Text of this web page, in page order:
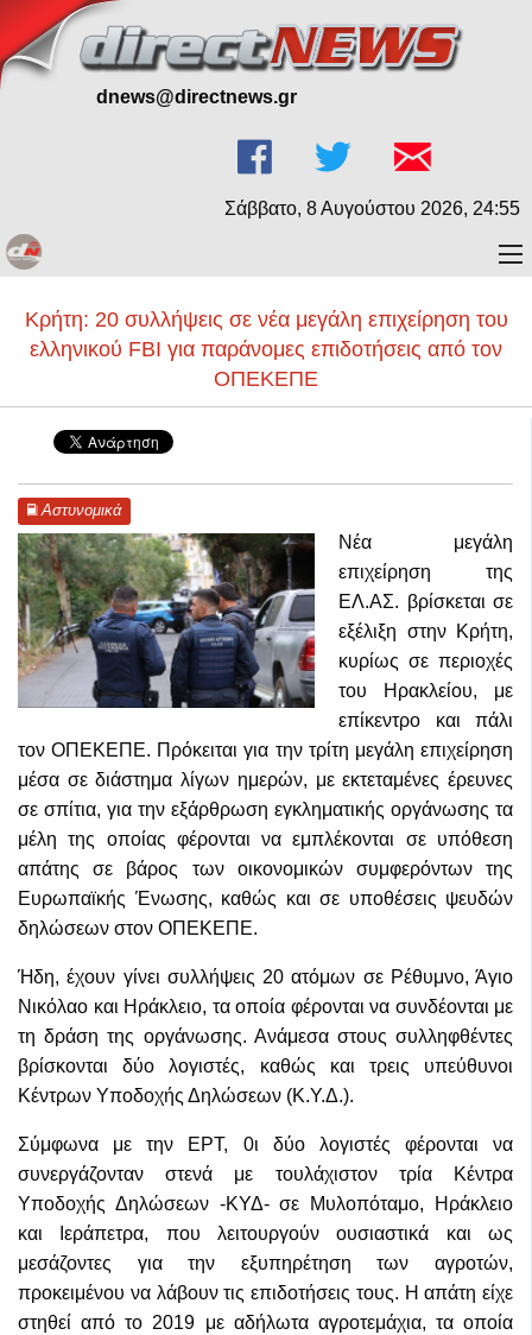
dnews@directnews.gr
Σάββατο, 8 Αυγούστου 2026, 24:55
Κρήτη: 20 συλλήψεις σε νέα μεγάλη επιχείρηση του
ελληνικού FBI για παράνομες επιδοτήσεις από τον
ΟΠΕΚΕΠΕ
Αστυνομικά
Νέα μεγάλη
επιχείρηση της
ΕΛ.ΑΣ. βρίσκεται σε
εξέλιξη στην Κρήτη,
κυρίως σε περιοχές
του Ηρακλείου, με
επίκεντρο και πάλι
τον ΟΠΕΚΕΠΕ. Πρόκειται για την τρίτη μεγάλη επιχείρηση
μέσα σε διάστημα λίγων ημερών, με εκτεταμένες έρευνες
σε σπίτια, για την εξάρθρωση εγκληματικής οργάνωσης τα
μέλη της οποίας φέρονται να εμπλέκονται σε υπόθεση
απάτης σε βάρος των οικονομικών συμφερόντων της
Ευρωπαϊκής Ένωσης, καθώς και σε υποθέσεις ψευδών
δηλώσεων στον ΟΠΕΚΕΠΕ.
Ήδη, έχουν γίνει συλλήψεις 20 ατόμων σε Ρέθυμνο, Άγιο
Νικόλαο και Ηράκλειο, τα οποία φέρονται να συνδέονται με
τη δράση της οργάνωσης. Ανάμεσα στους συλληφθέντες
βρίσκονται δύο λογιστές, καθώς και τρεις υπεύθυνοι
Κέντρων Υποδοχής Δηλώσεων (Κ.Υ.Δ.).
Σύμφωνα με την ΕΡΤ, 0ι δύο λογιστές φέρονται να
συνεργάζονταν στενά με τουλάχιστον τρία Κέντρα
Υποδοχής Δηλώσεων -ΚΥΔ- σε Μυλοπόταμο, Ηράκλειο
και Ιεράπετρα, που λειτουργούν ουσιαστικά και ως
μεσάζοντες για την εξυπηρέτηση των αγροτών,
προκειμένου να λάβουν τις επιδοτήσεις τους. Η απάτη είχε
στηθεί από το 2019 με αδήλωτα αγροτεμάχια, τα οποία